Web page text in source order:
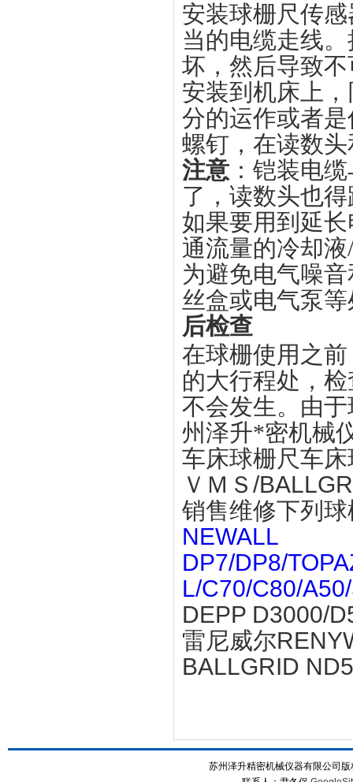
安装球栅尺传
当的电缆走线
坏，然后导致
安装到机床上
分的运作或者
螺钉，在读数
注意 ：铠装电
了，读数头也
如果要用到延
通流量的冷却
为避免电气噪
丝盒或电气泵
后检查
在球栅使用之
的大行程处，
不会发生。由
州泽升*密机械
车床球栅尺车
ＶＭＳ/
销售维修下列
NEWALL
DP7/DP8/
L/C70/C80/
DEPP D3000/
雷尼威尔
BALLGRID
苏州泽升精密机械仪器有限公司